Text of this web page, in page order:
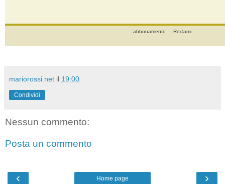
abbonamento Reclami
mariorossi.net il 19:00
Condividi
Nessun commento:
Posta un commento
‹ ›
Home page